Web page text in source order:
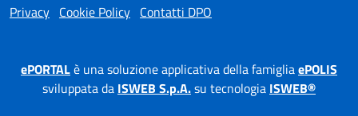
Privacy Cookie Policy Contatti DPO
ePORTALè una soluzione applicativa della famigliaePOLIS
sviluppata da ISWEB S.p.A.su tecnologia ISWEB®